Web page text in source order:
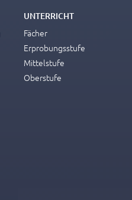
UNTERRICHT
Fächer
Erprobungsstufe
Mittelstufe
Oberstufe